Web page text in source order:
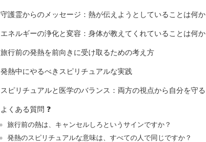
守護霊からのメッセージ：熱が伝えようとしていることは何か
エネルギーの浄化と変容：身体が教えてくれていることは何か
旅行前の発熱を前向きに受け取るための考え方
発熱中にやるべきスピリチュアルな実践
スピリチュアルと医学のバランス：両方の視点から自分を守る
よくある質問 ❓
旅行前の熱は、キャンセルしろというサインですか？
発熱のスピリチュアルな意味は、すべての人で同じですか？